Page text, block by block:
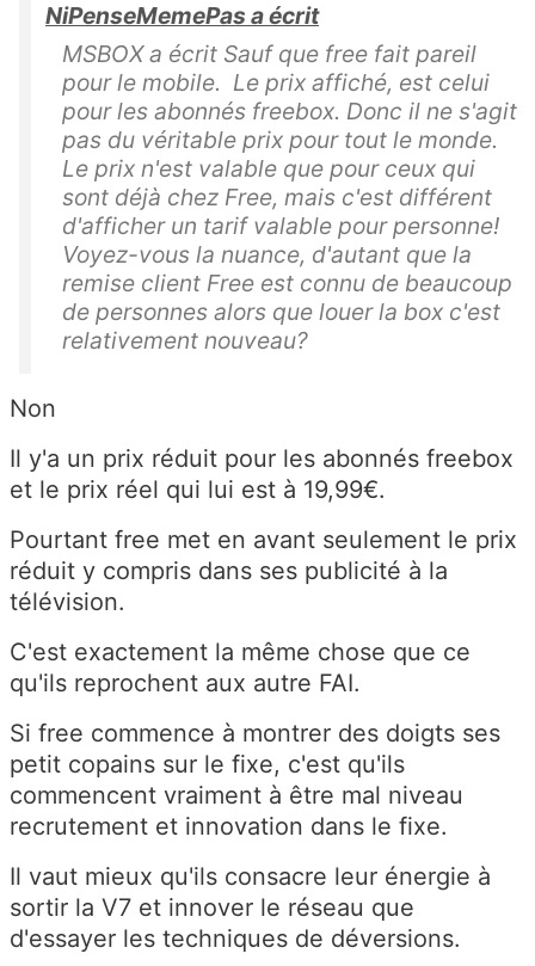
NiPenseMemePas a écrit
MSBOX a écrit Sauf que free fait pareil
pour le mobile. Le prix affiché, est celui
pour les abonnés freebox. Donc il ne s'agit
pas du véritable prix pour tout le monde.
Le prix n'est valable que pour ceux qui
sont déjà chez Free, mais c'est différent
d'afficher un tarif valable pour personne!
Voyez-vous la nuance, d'autant que la
remise client Free est connu de beaucoup
de personnes alors que louer la box c'est
relativement nouveau?
Non
Il y'a un prix réduit pour les abonnés freebox
et le prix réel qui lui est à 19,99€.
Pourtant free met en avant seulement le prix
réduit y compris dans ses publicité à la
télévision.
C'est exactement la même chose que ce
qu'ils reprochent aux autre FAI.
Si free commence à montrer des doigts ses
petit copains sur le fixe, c'est qu'ils
commencent vraiment à être mal niveau
recrutement et innovation dans le fixe.
Il vaut mieux qu'ils consacre leur énergie à
sortir la V7 et innover le réseau que
d'essayer les techniques de déversions.